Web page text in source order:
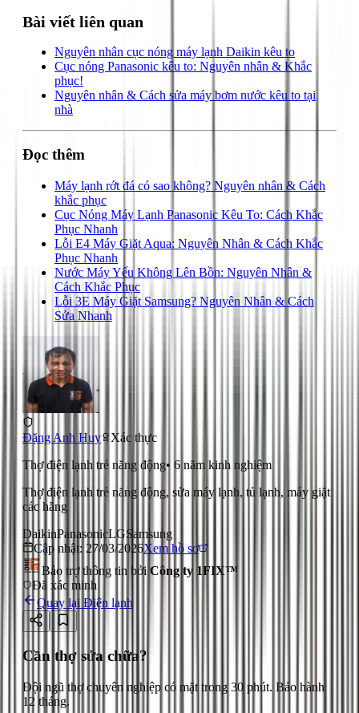
Bài viết liên quan
Nguyên nhân cục nóng máy lạnh Daikin kêu to
Cục nóng Panasonic kêu to: Nguyên nhân & Khắc
phục!
Nguyên nhân & Cách sửa máy bơm nước kêu to tại
nhà
Đọc thêm
Máy lạnh rớt đá có sao không? Nguyên nhân & Cách
khắc phục
Cục Nóng Máy Lạnh Panasonic Kêu To: Cách Khắc
Phục Nhanh
Lỗi E4 Máy Giặt Aqua: Nguyên Nhân & Cách Khắc
Phục Nhanh
Nước Máy Yếu Không Lên Bồn: Nguyên Nhân &
Cách Khắc Phục
Lỗi 3E Máy Giặt Samsung? Nguyên Nhân & Cách
Sửa Nhanh
Đặng Anh Huy
Xác thực
Thợ điện lạnh trẻ năng động• 6 năm kinh nghiệm
Thợ điện lạnh trẻ năng động, sửa máy lạnh, tủ lạnh, máy giặt
các hãng
DaikinPanasonicLGSamsung
Cập nhật: 27/03/2026Xem hồ sơ
Bảo trợ thông tin bởi Công ty 1FIX™
Đã xác minh
Quay lại Điện lạnh
Cần thợ sửa chữa?
Đội ngũ thợ chuyên nghiệp có mặt trong 30 phút. Bảo hành
12 tháng.